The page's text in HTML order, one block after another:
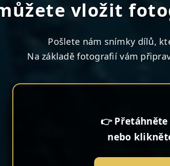
vložit
Pošlete nám snímky dílů,
Na základě fotografií vám
👉
nebo